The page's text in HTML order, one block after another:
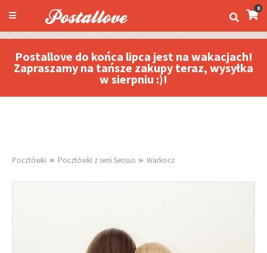
0
Postallove do końca lipca jest na wakacjach!
Zapraszamy na tańsze zakupy teraz, wysyłka
w sierpniu :)!
Pocztówki Pocztówki z serii Sensus Warkocz